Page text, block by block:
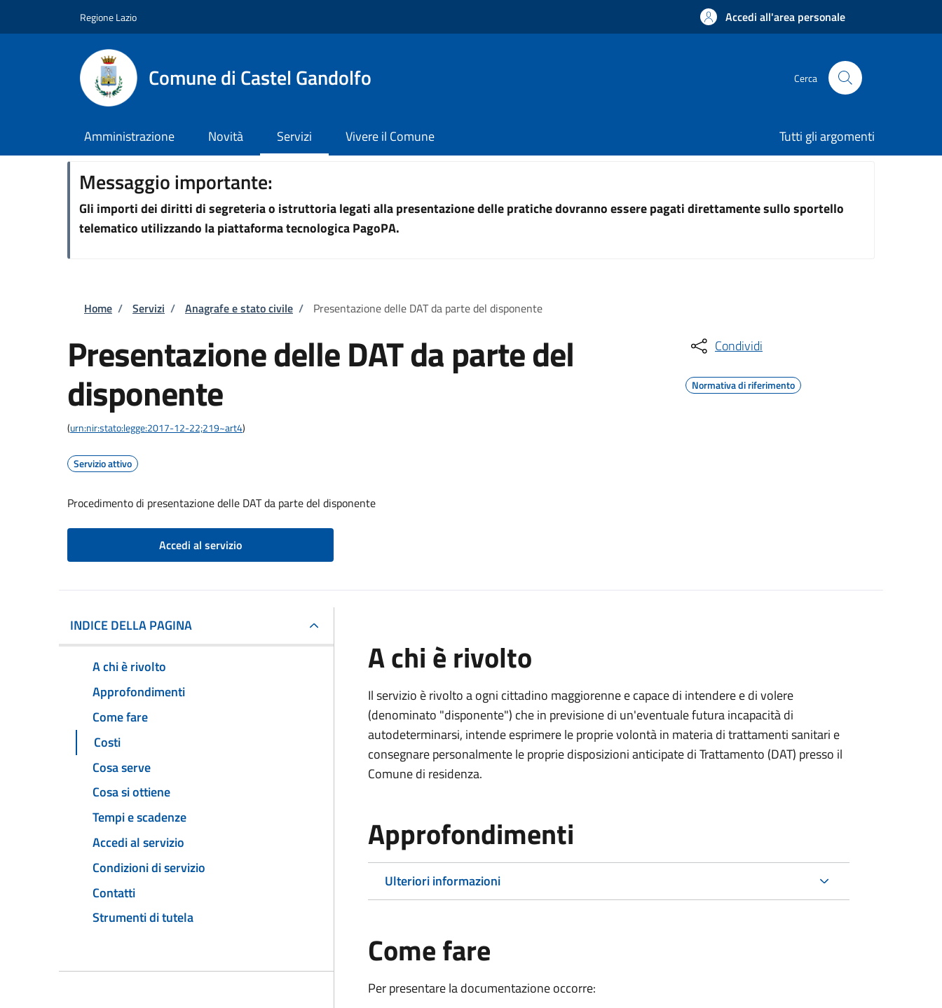
Regione Lazio Accedi all'area personale
Comune di Castel Gandolfo Cerca
Amministrazione Novità Servizi Vivere il Comune Tutti gli argomenti
Messaggio importante:
Gli importi dei diritti di segreteria o istruttoria legati alla presentazione delle pratiche dovranno essere pagati direttamente sullo sportello
telematico utilizzando la piattaforma tecnologica PagoPA.
Briciole di pane
Home / Servizi / Anagrafe e stato civile / Presentazione delle DAT da parte del disponente
Presentazione delle DAT da parte del
disponente
(urn:nir:stato:legge:2017-12-22;219~art4)
Servizio attivo
Procedimento di presentazione delle DAT da parte del disponente
Accedi al servizio
Condividi
Normativa di riferimento
INDICE DELLA PAGINA
A chi è rivolto
Approfondimenti
Come fare
Costi
Cosa serve
Cosa si ottiene
Tempi e scadenze
Accedi al servizio
Condizioni di servizio
Contatti
Strumenti di tutela
A chi è rivolto
Il servizio è rivolto a ogni cittadino maggiorenne e capace di intendere e di volere
(denominato "disponente") che in previsione di un'eventuale futura incapacità di
autodeterminarsi, intende esprimere le proprie volontà in materia di trattamenti sanitari e
consegnare personalmente le proprie disposizioni anticipate di Trattamento (DAT) presso il
Comune di residenza.
Approfondimenti
Ulteriori informazioni
Come fare
Per presentare la documentazione occorre: